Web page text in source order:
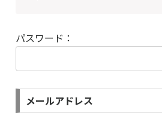
パスワード：
メールアドレス